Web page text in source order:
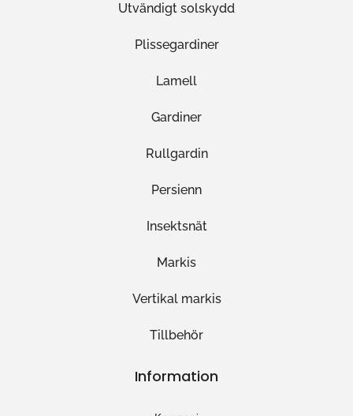
Utvändigt solskydd
Plissegardiner
Lamell
Gardiner
Rullgardin
Persienn
Insektsnät
Markis
Vertikal markis
Tillbehör
Information